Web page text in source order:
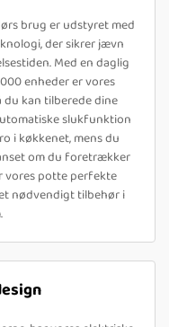
brug er udstyret med
der sikrer jævn
Med en daglig
enheder er vores
kan tilberede dine
slukfunktion
i køkkenet, mens du
om du foretrækker
vores potte perfekte
nødvendigt tilbehør i